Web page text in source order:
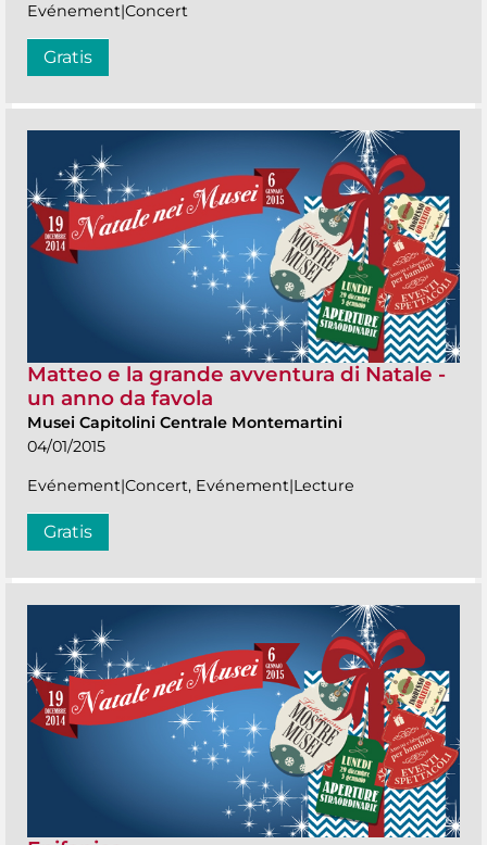
Evénement|Concert
Gratis
Matteo e la grande avventura di Natale -
un anno da favola
Musei Capitolini Centrale Montemartini
04/01/2015
Evénement|Concert, Evénement|Lecture
Gratis